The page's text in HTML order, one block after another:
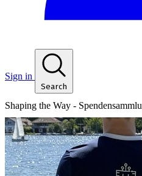
Sign in
Search
Shaping the Way -